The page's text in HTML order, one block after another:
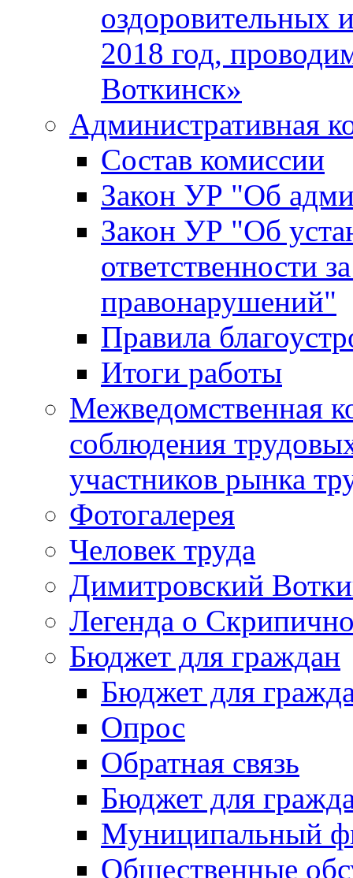
оздоровительных
2018 год,
Воткинск»
Административная
Состав комиссии
Закон УР "Об
Закон УР "Об
ответственности
правонарушений"
Правила
Итоги работы
Межведомственная
соблюдения
участников рынка
Фотогалерея
Человек труда
Димитровский
Легенда о
Бюджет для граждан
Бюджет для
Опрос
Обратная связь
Бюджет для
Муниципальный
Общественные